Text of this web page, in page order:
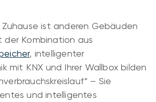
ist anderen Gebäuden
der Kombination aus
, intelligenter
mit KNX und Ihrer Wallbox bilden
– Sie
und intelligentes